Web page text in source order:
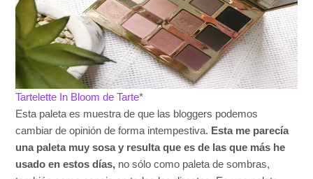
Tartelette In Bloom de Tarte*
Esta paleta es muestra de que las bloggers podemos
cambiar de opinión de forma intempestiva. Esta me parecía
una paleta muy sosa y resulta que es de las que más he
usado en estos días, no sólo como paleta de sombras,